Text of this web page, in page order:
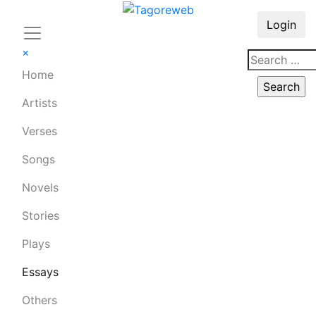
×
Home
Artists
Verses
Songs
Novels
Stories
Plays
Essays
Others
Login